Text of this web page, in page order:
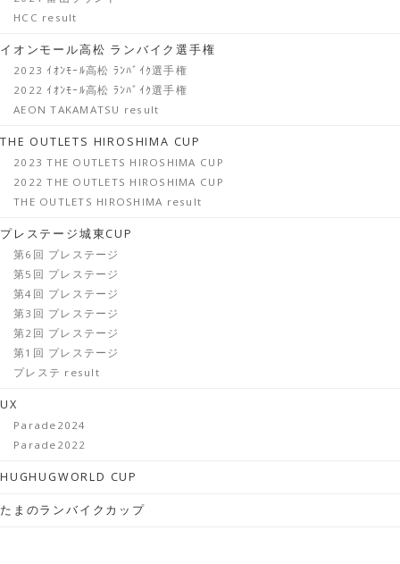
HCC result
イオンモール高松 ランバイク選手権
2023 ｲｵﾝﾓｰﾙ高松 ﾗﾝﾊﾞｲｸ選手権
2022 ｲｵﾝﾓｰﾙ高松 ﾗﾝﾊﾞｲｸ選手権
AEON TAKAMATSU result
THE OUTLETS HIROSHIMA CUP
2023 THE OUTLETS HIROSHIMA CUP
2022 THE OUTLETS HIROSHIMA CUP
THE OUTLETS HIROSHIMA result
プレステージ城東CUP
第6回 プレステージ
第5回 プレステージ
第4回 プレステージ
第3回 プレステージ
第2回 プレステージ
第1回 プレステージ
プレステ result
UX
Parade2024
Parade2022
HUGHUGWORLD CUP
たまのランバイクカップ